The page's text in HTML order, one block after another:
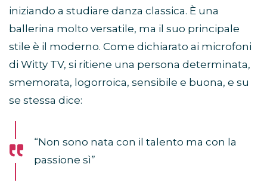
iniziando a studiare danza classica. È una
ballerina molto versatile, ma il suo principale
stile è il moderno. Come dichiarato ai microfoni
di Witty TV, si ritiene una persona determinata,
smemorata, logorroica, sensibile e buona, e su
se stessa dice:
“Non sono nata con il talento ma con la
passione sì”